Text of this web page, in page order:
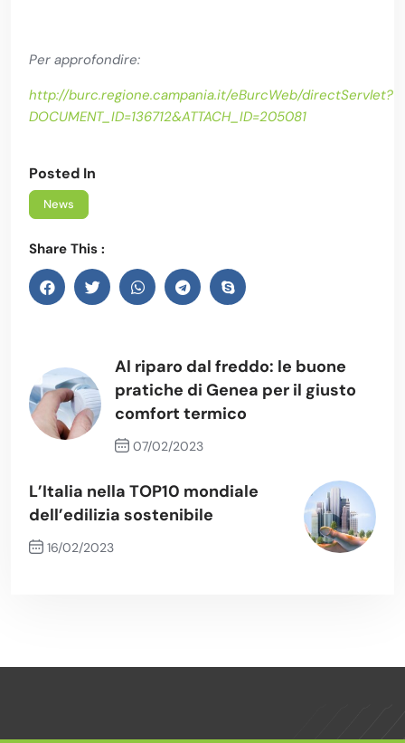
Per approfondire:
http://burc.regione.campania.it/eBurcWeb/directServlet?
DOCUMENT_ID=136712&ATTACH_ID=205081
Posted In
News
Share This :
Al riparo dal freddo: le buone
pratiche di Genea per il giusto
comfort termico
07/02/2023
L’Italia nella TOP10 mondiale
dell’edilizia sostenibile
16/02/2023